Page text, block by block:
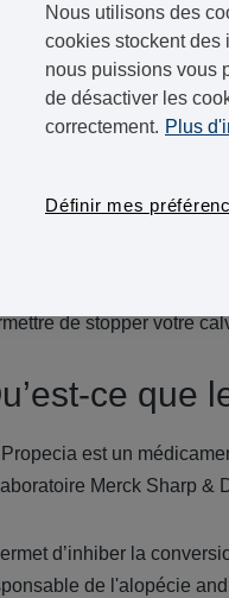
ne peut en
se voient
des traitements
de stopper votre
ce que
Propecia est un
Merck Sharp &
d’inhiber la
de l'alopécie
Nous utilisons des
cookies stockent des
nous puissions vous
de désactiver les
correctement. Plus
Définir mes